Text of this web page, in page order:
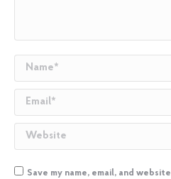
Name *
Email *
Website
Save my name, email, and